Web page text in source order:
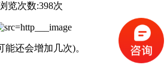
览次数:398次
还会增加几次)。